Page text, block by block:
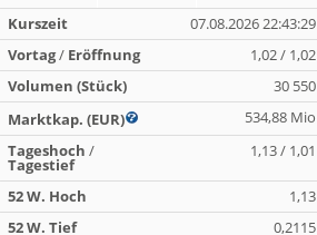
Kurszeit
07.08.2026 22:43:29
Vortag/ Eröffnung
1,02 / 1,02
Volumen (Stück)
30 550
Marktkap. (EUR)
534,88 Mio
Tageshoch /
Tagestief
1,13 / 1,01
52 W. Hoch
1,13
52 W. Tief
0,2115